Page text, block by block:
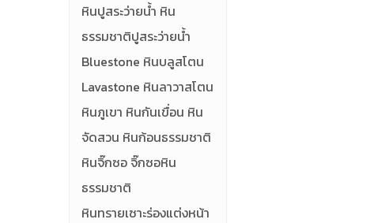
หินปูสระว่ายน้ำ หิน
ธรรมชาติปูสระว่ายน้ำ
Bluestone หินบลูสโตน
Lavastone หินลาวาสโตน
หินภูเขา หินกันเขื่อน หิน
จัดสวน หินก้อนธรรมชาติ
หินจิ๊กซอ จิ๊กซอหิน
ธรรมชาติ
หินทรายเซาะร่องแต่งหน้า